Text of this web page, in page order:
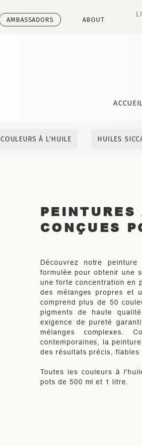
ABOUT
AMBASSADORS
COULEURS À L'HUILE HUILES
CONÇUES
Découvrez notre
formulée pour obtenir une
une forte concentration en
des mélanges propres et
comprend plus de 50
pigments de haute
exigence de pureté
mélanges complexes.
contemporaines, la
des résultats précis,
Toutes les couleurs à
pots de 500 ml et 1 litre.